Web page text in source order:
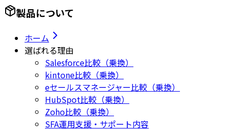
製品について
ホーム
選ばれる理由
Salesforce比較（乗換）
kintone比較（乗換）
eセールスマネージャー比較（乗換）
HubSpot比較（乗換）
Zoho比較（乗換）
SFA運用支援・サポート内容